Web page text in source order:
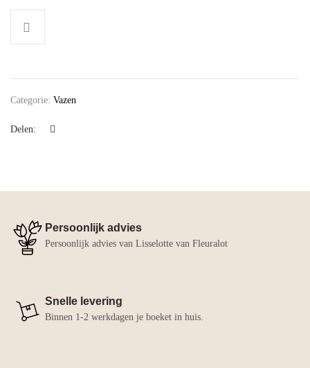
Categorie: Vazen
Delen:
Persoonlijk advies
Persoonlijk advies van Lisselotte van Fleuralot
Snelle levering
Binnen 1-2 werkdagen je boeket in huis.